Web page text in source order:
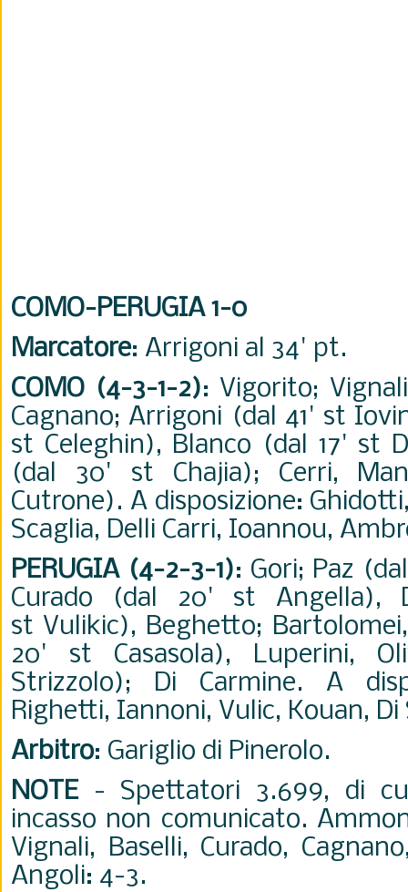
COMO-PERUGIA 1-0
Marcatore: Arrigoni al 34' pt.
COMO (4-3-1-2): Vigorito;
Cagnano; Arrigoni (dal 41' st
st Celeghin), Blanco (dal 17' st
(dal 30' st Chajia); Cerri,
Cutrone). A disposizione:
Scaglia, Delli Carri, Ioannou,
PERUGIA (4-2-3-1): Gori; Paz
Curado (dal 20' st Angella),
st Vulikic), Beghetto;
20' st Casasola), Luperini,
Strizzolo); Di Carmine. A
Righetti, Iannoni, Vulic, Kouan, Di
Arbitro: Gariglio di Pinerolo.
NOTE - Spettatori 3.699, di
incasso non comunicato.
Vignali, Baselli, Curado,
Angoli: 4-3.